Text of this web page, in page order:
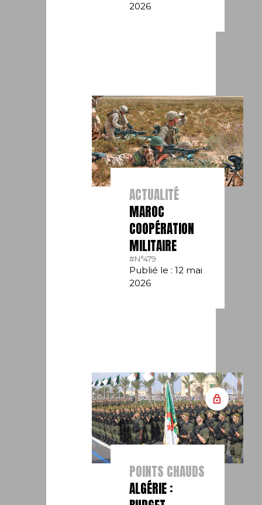
2026
ACTUALITÉ
MAROC
COOPÉRATION
MILITAIRE
#N°479.
Publié le : 12 mai
2026
POINTS CHAUDS
ALGÉRIE :